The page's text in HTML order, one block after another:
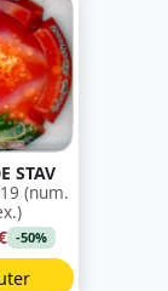
STAV
(num.
-50%